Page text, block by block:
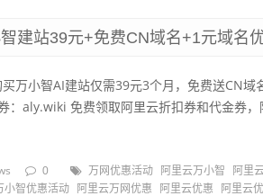
建站39元+免费CN域名+1元域名
万小智AI建站仅需39元3个月，免费送CN域
：aly.wiki 免费领取阿里云折扣券和代金券，
0 万网优惠活动 阿里云万小智
阿里
小智优惠活动 阿里云万网优惠 阿里云优惠 阿里云